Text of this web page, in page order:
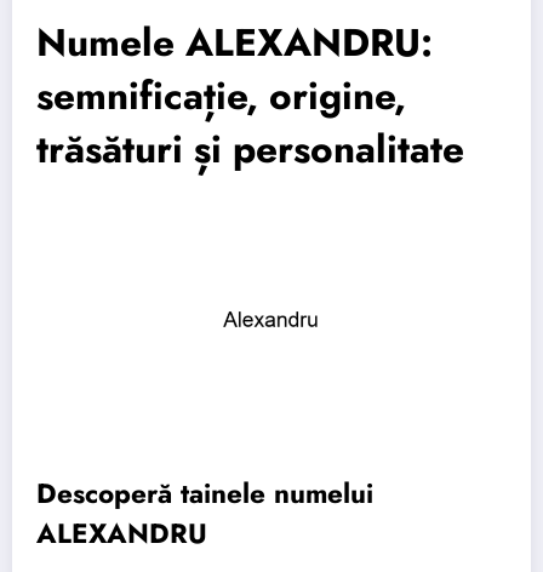
Numele ALEXANDRU:
semnificație, origine,
trăsături și personalitate
Descoperă tainele numelui
ALEXANDRU